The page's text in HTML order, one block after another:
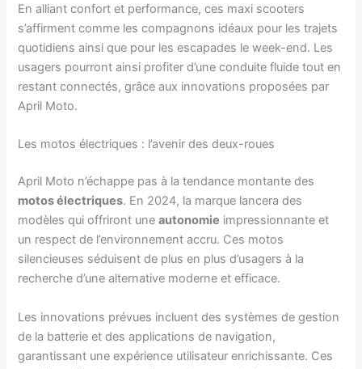
En alliant confort et performance, ces maxi scooters
s’affirment comme les compagnons idéaux pour les trajets
quotidiens ainsi que pour les escapades le week-end. Les
usagers pourront ainsi profiter d’une conduite fluide tout en
restant connectés, grâce aux innovations proposées par
April Moto.
Les motos électriques : l’avenir des deux-roues
April Moto n’échappe pas à la tendance montante des
motos électriques. En 2024, la marque lancera des
modèles qui offriront uneautonomie impressionnante et
un respect de l’environnement accru. Ces motos
silencieuses séduisent de plus en plus d’usagers à la
recherche d’une alternative moderne et efficace.
Les innovations prévues incluent des systèmes de gestion
de la batterie et des applications de navigation,
garantissant une expérience utilisateur enrichissante. Ces